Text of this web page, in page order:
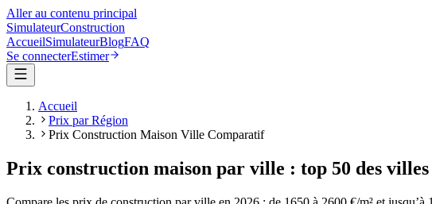
Aller au contenu principal
SimulateurConstruction
AccueilSimulateurBlogFAQ
Se connecterEstimer
Accueil
Prix par Région
Prix Construction Maison Ville Comparatif
Prix construction maison par ville : top 50 des villes